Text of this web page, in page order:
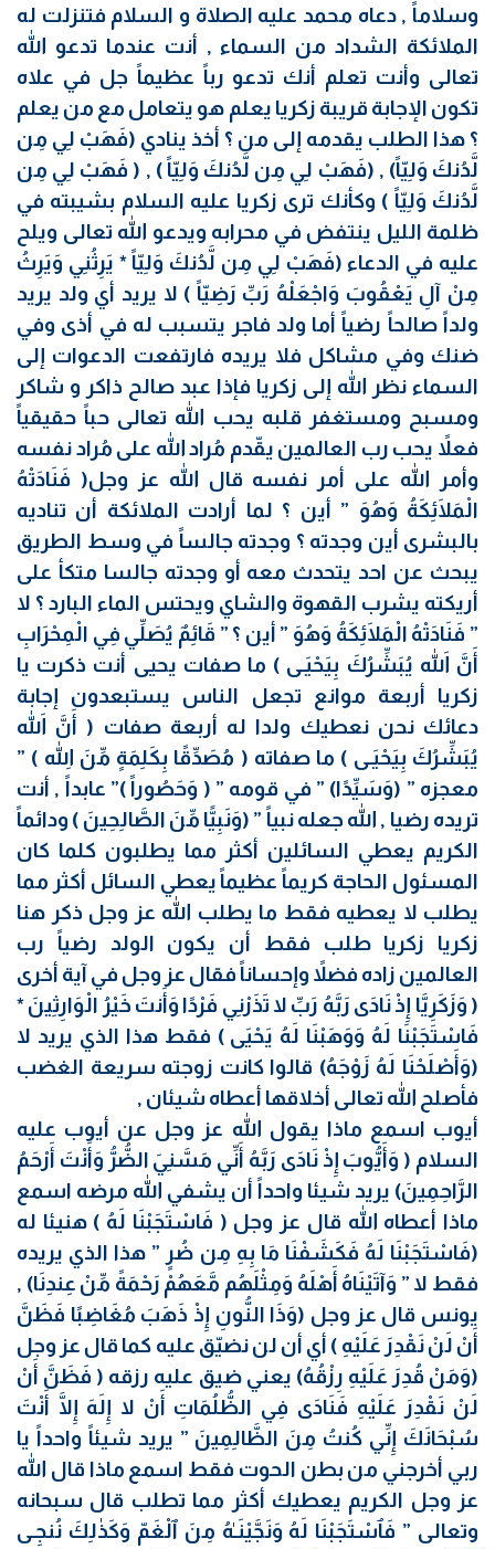
وسلاماً , دعاه محمد عليه الصلاة و السلام فتنزلت له
الملائكة الشداد من السماء , أنت عندما تدعو الله
تعالى وأنت تعلم أنك تدعو رباً عظيماً جل في علاه
تكون الإجابة قريبة زكريا يعلم هو يتعامل مع من يعلم
؟ هذا الطلب يقدمه إلى من ؟ أخذ ينادي (فَهَبْ لِي مِن
لَّدُنكَ وَلِيّاً) , (فَهَبْ لِي مِن لَّدُنكَ وَلِيّاً ) , ( فَهَبْ لِي مِن
لَّدُنكَ وَلِيّاً ) وكأنك ترى زكريا عليه السلام بشيبته في
ظلمة الليل ينتفض في محرابه ويدعو الله تعالى ويلح
عليه في الدعاء (فَهَبْ لِي مِن لَّدُنكَ وَلِيّاً * يَرِثُنِي وَيَرِثُ
مِنْ آلِ يَعْقُوبَ وَاجْعَلْهُ رَبِّ رَضِيّاً ) لا يريد أي ولد يريد
ولداً صالحاً رضياً أما ولد فاجر يتسبب له في أذى وفي
ضنك وفي مشاكل فلا يريده فارتفعت الدعوات إلى
السماء نظر الله إلى زكريا فإذا عبد صالح ذاكر و شاكر
ومسبح ومستغفر قلبه يحب الله تعالى حباً حقيقياً
فعلاً يحب رب العالمين يقّدم مُراد الله على مُراد نفسه
وأمر الله على أمر نفسه قال الله عز وجل( فَنَادَتْهُ
الْمَلَائِكَةُ وَهُوَ ” أين ؟ لما أرادت الملائكة أن تناديه
بالبشرى أين وجدته ؟ وجدته جالساً في وسط الطريق
يبحث عن احد يتحدث معه أو وجدته جالسا متكأ على
أريكته يشرب القهوة والشاي ويحتس الماء البارد ؟ لا
” فَنَادَتْهُ الْمَلَائِكَةُ وَهُوَ ” أين ؟ ” قَائِمٌ يُصَلِّي فِي الْمِحْرَابِ
أَنَّ اللّهَ يُبَشِّرُكَ بِيَحْيَـى ) ما صفات يحيى أنت ذكرت يا
زكريا أربعة موانع تجعل الناس يستبعدون إجابة
دعائك نحن نعطيك ولدا له أربعة صفات ( أَنَّ اللّهَ
يُبَشِّرُكَ بِيَحْيَـى ) ما صفاته ( مُصَدِّقًا بِكَلِمَةٍ مِّنَ اللّهِ ) ”
معجزه ” (وَسَيِّدًا) ” في قومه ” ( وَحَصُوراً )” عابداً , أنت
تريده رضيا , الله جعله نبياً ” (وَنَبِيًّا مِّنَ الصَّالِحِينَ ) ودائماً
الكريم يعطي السائلين أكثر مما يطلبون كلما كان
المسئول الحاجة كريماً عظيماً يعطي السائل أكثر مما
يطلب لا يعطيه فقط ما يطلب الله عز وجل ذكر هنا
زكريا زكريا طلب فقط أن يكون الولد رضياً رب
العالمين زاده فضلاً وإحساناً فقال عز وجل في آية أخرى
( وَزَكَرِيَّا إِذْ نَادَى رَبَّهُ رَبِّ لا تَذَرْنِي فَرْدًا وَأَنتَ خَيْرُ الْوَارِثِينَ *
فَاسْتَجَبْنَا لَهُ وَوَهَبْنَا لَهُ يَحْيَى ) فقط هذا الذي يريد لا
(وَأَصْلَحْنَا لَهُ زَوْجَهُ) قالوا كانت زوجته سريعة الغضب
فأصلح الله تعالى أخلاقها أعطاه شيئان ,
أيوب اسمع ماذا يقول الله عز وجل عن أيوب عليه
السلام ( وَأَيُّوبَ إِذْ نَادَى رَبَّهُ أَنِّي مَسَّنِيَ الضُّرُّ وَأَنْتَ أَرْحَمُ
الرَّاحِمِينَ) يريد شيئا واحداً أن يشفي الله مرضه اسمع
ماذا أعطاه الله قال عز وجل ( فَاسْتَجَبْنَا لَهُ ) هنيئا له
(فَاسْتَجَبْنَا لَهُ فَكَشَفْنَا مَا بِهِ مِن ضُرٍ ” هذا الذي يريده
فقط لا ” وَآتَيْنَاهُ أَهْلَهُ وَمِثْلَهُم مَّعَهُمْ رَحْمَةً مِّنْ عِندِنَا) ,
يونس قال عز وجل (وَذَا النُّونِ إِذْ ذَهَبَ مُغَاضِبًا فَظَنَّ
أَنْ لَنْ نَقْدِرَ عَلَيْهِ ) أي أن لن نضيّق عليه كما قال عز وجل
(وَمَنْ قُدِرَ عَلَيْهِ رِزْقُهُ) يعني ضيق عليه رزقه ( فَظَنَّ أَنْ
لَنْ نَقْدِرَ عَلَيْهِ فَنَادَى فِي الظُّلُمَاتِ أَنْ لا إِلَهَ إِلَّا أَنْتَ
سُبْحَانَكَ إِنِّي كُنتُ مِنَ الظَّالِمِينَ ” يريد شيئاً واحداً يا
ربي أخرجني من بطن الحوت فقط اسمع ماذا قال الله
عز وجل الكريم يعطيك أكثر مما تطلب قال سبحانه
وتعالى ” فَٱسْتَجَبْنَا لَهُ وَنَجَّيْنَـٰهُ مِنَ ٱلْغَمّ وَكَذٰلِكَ نُنجِـى